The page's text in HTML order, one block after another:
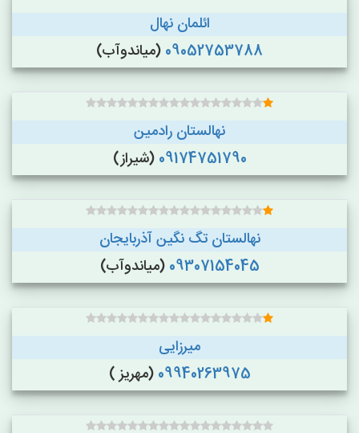
ائلمان نهال
09052753788 (میاندوآب)
نهالستان رادمین
09174751790 (شیراز)
نهالستان تگ نگین آذربایجان
09307154045 (میاندوآب)
میرزایی
09940263975 (مهریز )